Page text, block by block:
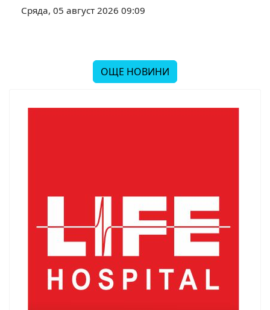
Сряда, 05 август 2026 09:09
ОЩЕ НОВИНИ